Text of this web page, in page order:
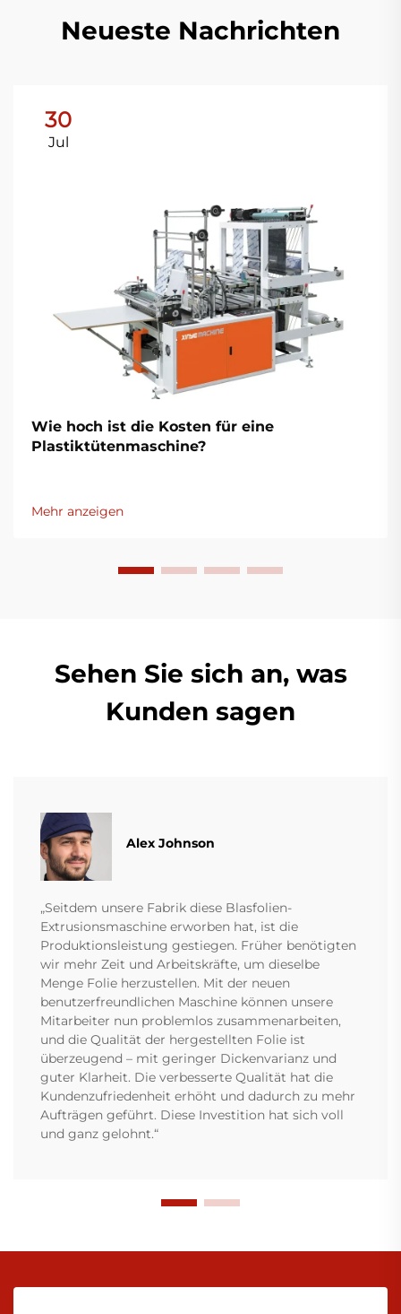
Neueste Nachrichten
30
Jul
Wie hoch ist die Kosten für eine
Plastiktütenmaschine?
Mehr anzeigen
Sehen Sie sich an, was
Kunden sagen
Alex Johnson
„Seitdem unsere Fabrik diese Blasfolien-
Extrusionsmaschine erworben hat, ist die
Produktionsleistung gestiegen. Früher benötigten
wir mehr Zeit und Arbeitskräfte, um dieselbe
Menge Folie herzustellen. Mit der neuen
benutzerfreundlichen Maschine können unsere
Mitarbeiter nun problemlos zusammenarbeiten,
und die Qualität der hergestellten Folie ist
überzeugend – mit geringer Dickenvarianz und
guter Klarheit. Die verbesserte Qualität hat die
Kundenzufriedenheit erhöht und dadurch zu mehr
Aufträgen geführt. Diese Investition hat sich voll
und ganz gelohnt.“